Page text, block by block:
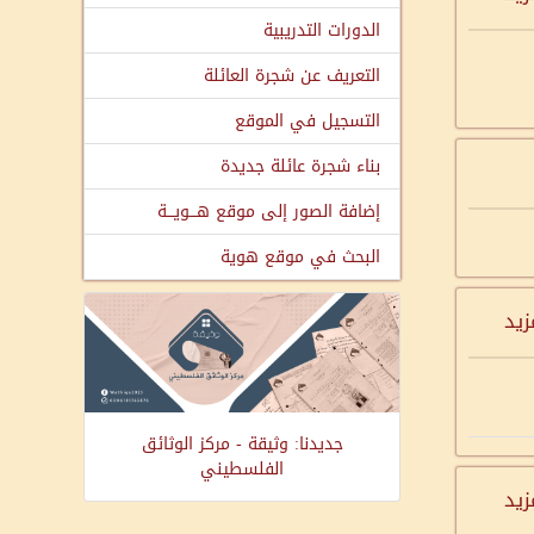
الدورات التدريبية
التعريف عن شجرة العائلة
التسجيل في الموقع
بناء شجرة عائلة جديدة
إضافة الصور إلى موقع هـــويـــة
البحث في موقع هوية
جديدنا: وثيقة - مركز الوثائق
الفلسطيني